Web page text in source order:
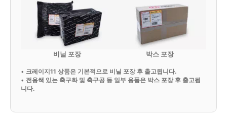
비닐 포장 박스 포장
• 크레이지11 상품은 기본적으로 비닐 포장 후 출고됩니다.
• 전용쌕 있는 축구화 및 축구공 등 일부 용품은 박스 포장 후 출고됩
니다.